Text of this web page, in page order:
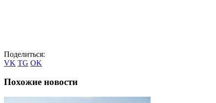
Поделиться:
VK TG OK
Похожие новости